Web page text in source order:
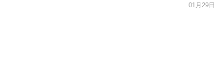
01月29日